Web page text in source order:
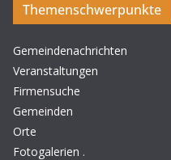
Themenschwerpunkte
Gemeindenachrichten
Veranstaltungen
Firmensuche
Gemeinden
Orte
Fotogalerien .